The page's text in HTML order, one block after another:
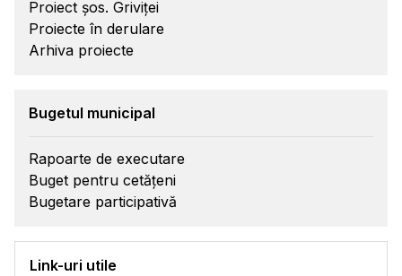
Proiect șos. Griviței
Proiecte în derulare
Arhiva proiecte
Bugetul municipal
Rapoarte de executare
Buget pentru cetățeni
Bugetare participativă
Link-uri utile